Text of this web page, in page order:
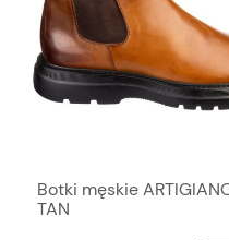
Botki męskie
TAN